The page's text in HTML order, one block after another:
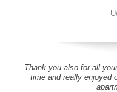
Thank you also for all
time and really enjoyed